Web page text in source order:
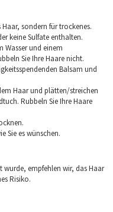
sondern für trockenes.
keine Sulfate enthalten.
Wasser und einem
Sie Ihre Haare nicht.
Balsam und
Haar und plätten/streichen
Rubbeln Sie Ihre Haare
Sie es wünschen.
wurde, empfehlen wir, das Haar
Risiko.